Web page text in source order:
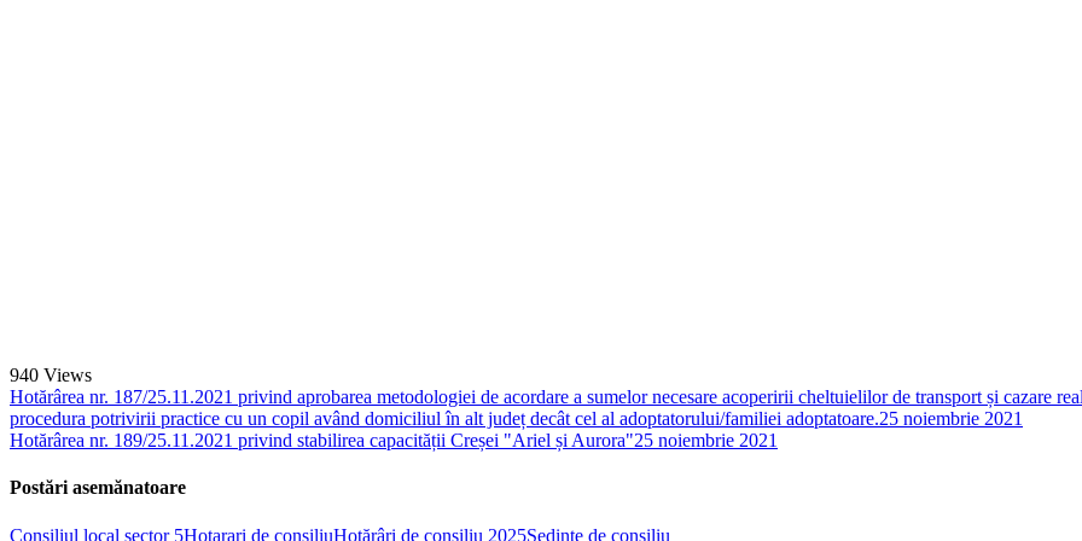
940 Views
Hotărârea nr. 187/25.11.2021 privind aprobarea metodologiei de acordare a sumelor necesare acoperirii cheltuielilor de transport și cazare
procedura potrivirii practice cu un copil având domiciliul în alt județ decât cel al adoptatorului/familiei adoptatoare.25 noiembrie 2021
Hotărârea nr. 189/25.11.2021 privind stabilirea capacității Creșei "Ariel și Aurora"25 noiembrie 2021
Postări asemănatoare
Consiliul local sector 5Hotarari de consiliuHotărâri de consiliu 2025Ședințe de consiliu